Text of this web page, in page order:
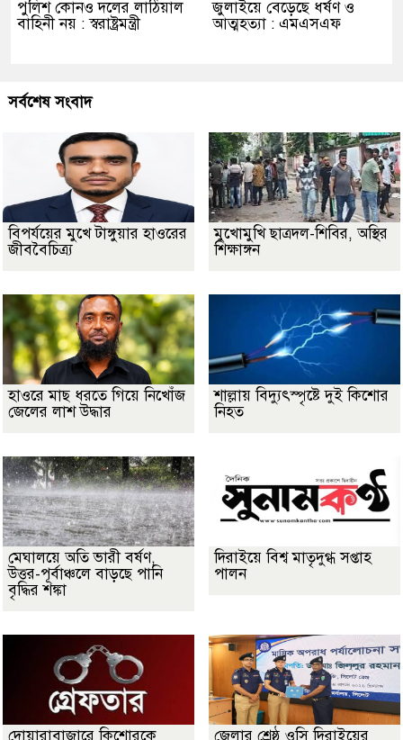
পুলিশ কোনও দলের লাঠিয়াল
বাহিনী নয় : স্বরাষ্ট্রমন্ত্রী
জুলাইয়ে বেড়েছে ধর্ষণ ও
আত্মহত্যা : এমএসএফ
সর্বশেষ সংবাদ
বিপর্যয়ের মুখে টাঙ্গুয়ার হাওরের
জীববৈচিত্র্য
মুখোমুখি ছাত্রদল-শিবির, অস্থির
শিক্ষাঙ্গন
হাওরে মাছ ধরতে গিয়ে নিখোঁজ
জেলের লাশ উদ্ধার
শাল্লায় বিদ্যুৎস্পৃষ্টে দুই কিশোর
নিহত
মেঘালয়ে অতি ভারী বর্ষণ,
উত্তর-পূর্বাঞ্চলে বাড়ছে পানি
বৃদ্ধির শঙ্কা
দিরাইয়ে বিশ্ব মাতৃদুগ্ধ সপ্তাহ
পালন